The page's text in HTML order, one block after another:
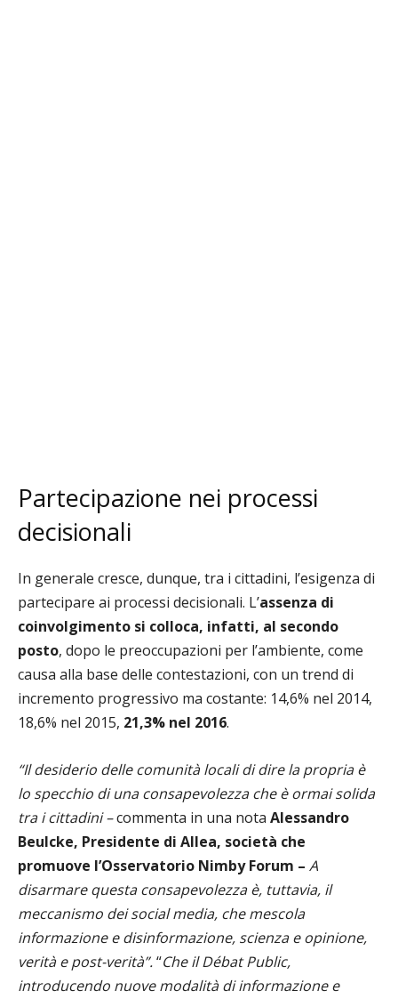
Partecipazione nei processi
decisionali
In generale cresce, dunque, tra i cittadini, l’esigenza di
partecipare ai processi decisionali. L’assenza di
coinvolgimento si colloca, infatti, al secondo
posto, dopo le preoccupazioni per l’ambiente, come
causa alla base delle contestazioni, con un trend di
incremento progressivo ma costante: 14,6% nel 2014,
18,6% nel 2015, 21,3% nel 2016.
“Il desiderio delle comunità locali di dire la propria è
lo specchio di una consapevolezza che è ormai solida
tra i cittadini–commenta in una nota Alessandro
Beulcke, Presidente di Allea, società che
promuove l’Osservatorio Nimby Forum – A
disarmare questa consapevolezza è, tuttavia, il
meccanismo dei social media, che mescola
informazione e disinformazione, scienza e opinione,
verità e post-verità”.“Che il Débat Public,
introducendo nuove modalità di informazione e